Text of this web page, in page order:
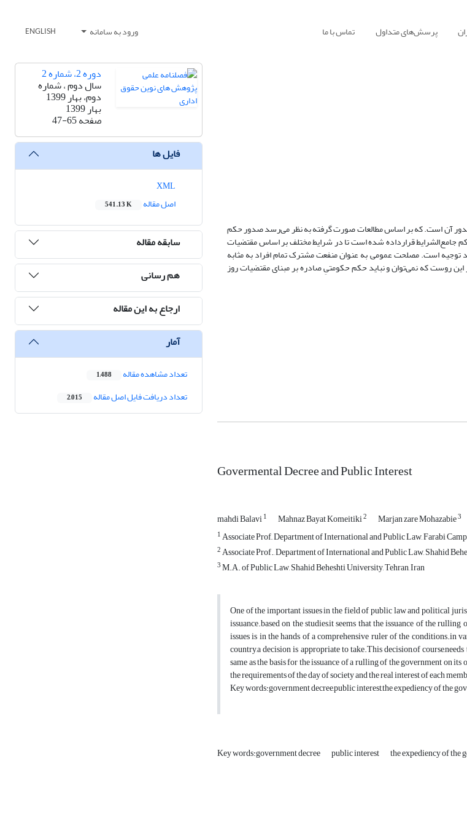
پرسش‌های متداول تماس با ما ورود به سامانه ENGLISH
آن است. که بر اساس مطالعات صورت‌ گرفته به نظر می‌رسد صدور حکم
جامع‌الشرایط قرارداده شده است تا در شرایط مختلف بر اساس مقتضیات
توجیه است. مصلحت عمومی به عنوان منفعت مشترک تمام افراد به مثابه
روست که نمی‌توان و نباید حکم حکومتیِ صادره بر مبنای مقتضیات روز
Govermental Decree and Public Interest
mahdi Balavi1 Mahnaz Bayat Komeitiki2 Marjan zare Mohazabie3
1Associate Prof,, Department of International and Public Law, Farabi
2Associate Prof., Department of International and Public Law, Shahid
3M.A. of Public Law, Shahid Beheshti University, Tehran, Iran
One of the important issues in the field of public law and political
issuance.based on the studies,it seems that the issuance of the
issues is in the hands of a comprehensive ruler of the conditions.in
country,a decision is appropriate to take.This decision,of
same as the basis for the issuance of a rulling of the government on
the requirements of the day of society and the real interest of each
Key words:government decree,public interest,the expediency of the
Key words:government decree public interest the expediency of the
دوره 2، شماره 2
سال دوم ، شماره
دوم، بهار 1399
بهار 1399
صفحه47-65
فایل ها
اصل مقاله
541.13 K
سابقه مقاله
هم رسانی
ارجاع به این مقاله
آمار
تعداد مشاهده مقاله 1,488
تعداد دریافت فایل اصل مقاله 2,015